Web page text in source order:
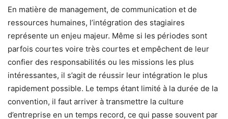
En matière de management, de communication et de
ressources humaines, l’intégration des stagiaires
représente un enjeu majeur. Même si les périodes sont
parfois courtes voire très courtes et empêchent de leur
confier des responsabilités ou les missions les plus
intéressantes, il s’agit de réussir leur intégration le plus
rapidement possible. Le temps étant limité à la durée de la
convention, il faut arriver à transmettre la culture
d’entreprise en un temps record, ce qui passe souvent par